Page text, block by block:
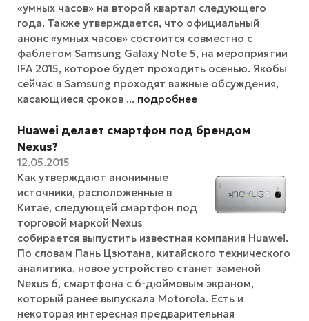
«умных часов» на второй квартал следующего
года. Также утверждается, что официальный
анонс «умных часов» состоится совместно с
фаблетом Samsung Galaxy Note 5, на мероприятии
IFA 2015, которое будет проходить осенью. Якобы
сейчас в Samsung проходят важные обсуждения,
касающиеся сроков ... подробнее
Huawei делает смартфон под брендом
Nexus?
12.05.2015
Как утверждают анонимные
источники, расположенные в
Китае, следующей смартфон под
торговой маркой Nexus
собирается выпустить известная компания Huawei.
По словам Пань Цзютана, китайского технического
аналитика, новое устройство станет заменой
Nexus 6, смартфона с 6-дюймовым экраном,
который ранее выпускала Motorola. Есть и
некоторая интересная предварительная